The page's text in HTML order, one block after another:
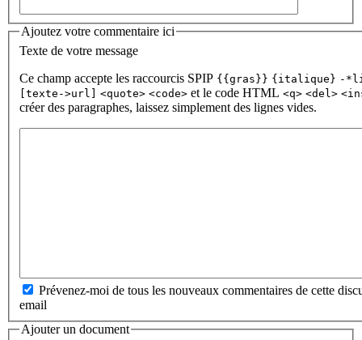
Ajoutez votre commentaire ici
Texte de votre message
Ce champ accepte les raccourcis SPIP {{gras}} {italique} -
[texte->url]
<quote> <code> et le code HTML <q> <del>
créer des paragraphes, laissez simplement des lignes vides.
Prévenez-moi de tous les nouveaux commentaires de cette
email
Ajouter un document